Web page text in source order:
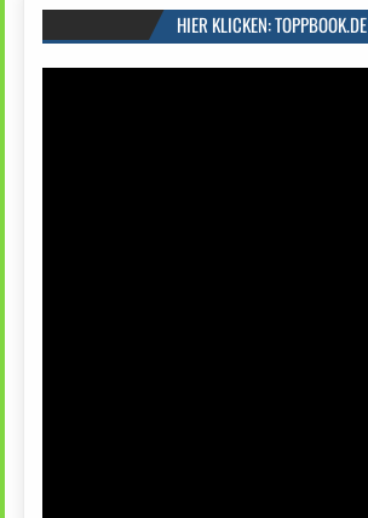
HIER KLICKEN: TOPPBOOK.DE